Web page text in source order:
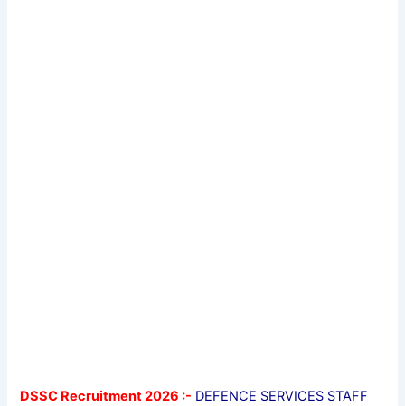
DSSC Recruitment 2026 :- DEFENCE SERVICES STAFF